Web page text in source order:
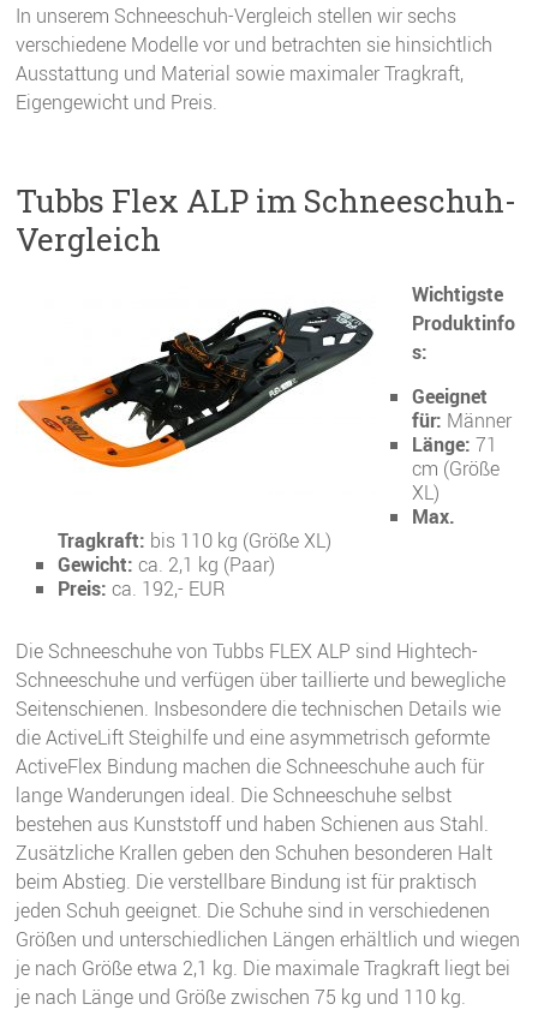
In unserem Schneeschuh-Vergleich stellen wir sechs
verschiedene Modelle vor und betrachten sie hinsichtlich
Ausstattung und Material sowie maximaler Tragkraft,
Eigengewicht und Preis.
Tubbs Flex ALP im Schneeschuh-
Vergleich
Wichtigste
Produktinfo
s:
Geeignet
für: Männer
Länge: 71
cm (Größe
XL)
Max.
Tragkraft: bis 110 kg (Größe XL)
Gewicht: ca. 2,1 kg (Paar)
Preis: ca. 192,- EUR
Die Schneeschuhe von Tubbs FLEX ALP sind Hightech-
Schneeschuhe und verfügen über taillierte und bewegliche
Seitenschienen. Insbesondere die technischen Details wie
die ActiveLift Steighilfe und eine asymmetrisch geformte
ActiveFlex Bindung machen die Schneeschuhe auch für
lange Wanderungen ideal. Die Schneeschuhe selbst
bestehen aus Kunststoff und haben Schienen aus Stahl.
Zusätzliche Krallen geben den Schuhen besonderen Halt
beim Abstieg. Die verstellbare Bindung ist für praktisch
jeden Schuh geeignet. Die Schuhe sind in verschiedenen
Größen und unterschiedlichen Längen erhältlich und wiegen
je nach Größe etwa 2,1 kg. Die maximale Tragkraft liegt bei
je nach Länge und Größe zwischen 75 kg und 110 kg.